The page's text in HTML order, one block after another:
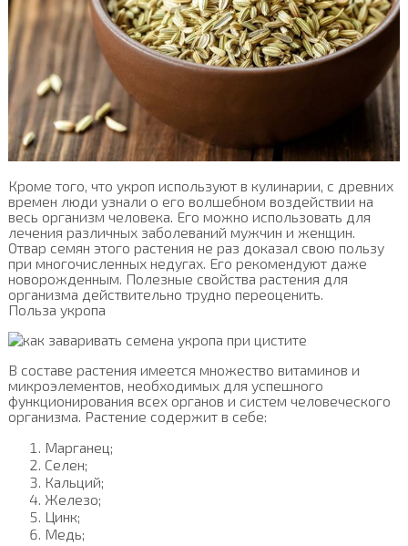
Кроме того, что укроп используют в кулинарии, с древних
времен люди узнали о его волшебном воздействии на
весь организм человека. Его можно использовать для
лечения различных заболеваний мужчин и женщин.
Отвар семян этого растения не раз доказал свою пользу
при многочисленных недугах. Его рекомендуют даже
новорожденным. Полезные свойства растения для
организма действительно трудно переоценить.
Польза укропа
В составе растения имеется множество витаминов и
микроэлементов, необходимых для успешного
функционирования всех органов и систем человеческого
организма. Растение содержит в себе:
Марганец;
Селен;
Кальций;
Железо;
Цинк;
Медь;